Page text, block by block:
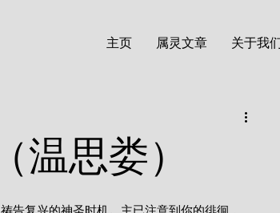
主页 属灵文章 关于我
温思娄）